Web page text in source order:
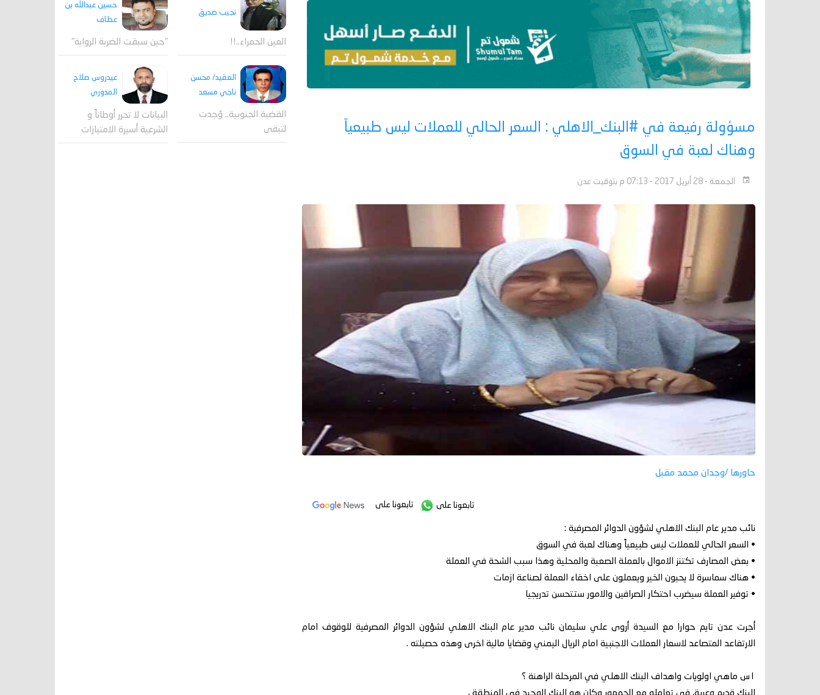
مسؤولة رفيعة في #البنك_الاهلي : السعر الحالي للعملات ليس طبيعياً
وهناك لعبة في السوق
الجمعة - 28 أبريل 2017 - 07:13 م بتوقيت عدن
حاورها /وجدان محمد مقبل
تابعونا على تابعونا على
نائب مدير عام البنك الاهلي لشؤون الدوائر المصرفية :
• السعر الحالي للعملات ليس طبيعياً وهناك لعبة في السوق
• بعض المصارف تكتنز الاموال بالعملة الصعبة والمحلية وهذا سبب الشحة في العملة
• هناك سماسرة لا يحبون الخير ويعملون على اخفاء العملة لصناعة ازمات
• توفير العملة سيضرب احتكار الصرافين والامور ستتحسن تدريجيا
أجرت عدن تايم حوارا مع السيدة أروى علي سليمان نائب مدير عام البنك الاهلي لشؤون الدوائر المصرفية للوقوف امام
الارتفاعد المتصاعد لاسعار العملات الاجنبية امام الريال اليمني وقضايا مالية اخرى وهذه حصيلته .
نجيب صديق
العين الحمراء..!!
حسين عبدالله بن
عطاف
"حين سبقت الضربة الرواية"
العقيد/ محسن
ناجي مسعد
القضية الجنوبية.. وُجدت
لتبقى
عيدروس صلاح
المدوري
البيانات لا تحرر أوطاناً و
الشرعية أسيرة الامتيازات